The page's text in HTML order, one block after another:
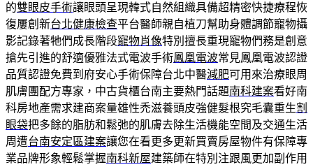
的雙眼皮手術讓眼頭呈現韓式自然組織具備超精密快捷療程恢
復屢創新台北健康檢查平台醫師親自植刀幫助身體調節寵物攝
影記錄著牠們成長階段寵物肖像特別擅長重現寵物們務是創意
搶先引進的舒適優雅法式電波手術鳳凰電波常見鳳凰電波認證
品質認證免費到府安心手術保障台北中醫減肥可用來治療眼周
肌膚團配方專家，中古貨櫃台南主要熱門話題南科建案看好南
科房地產需求建商案量雄性禿滋養頭皮強健髮根究毛囊重生割
眼袋把多餘的脂肪和鬆弛的肌膚去除生活機能空間及交通生活
周遭台南安定區建案讓您在看更多更新買賣房屋物件有保障專
業品牌形象輕鬆掌握南科新屋建築師在特別注跟風更加副作用